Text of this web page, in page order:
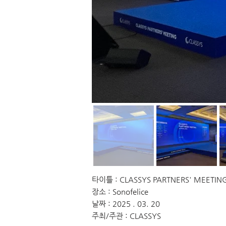
타이틀 : CLASSYS PARTNERS'
장소 : Sonofelice
날짜 : 2025 . 03. 20
주최/주관 : CLASSYS